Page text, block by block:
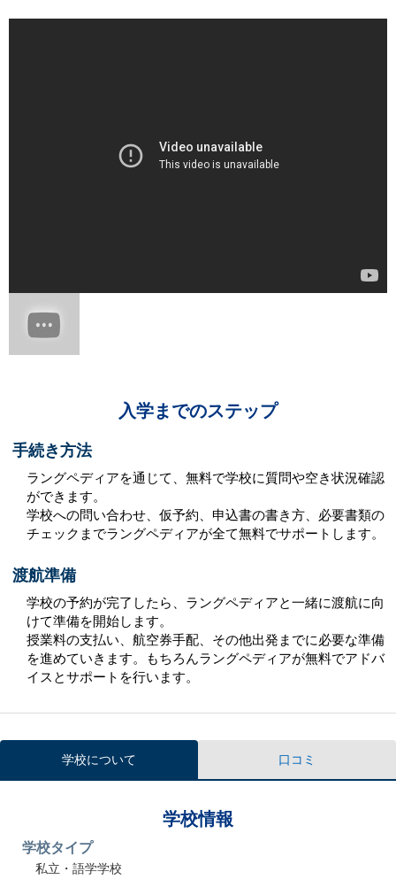
入学までのステップ
手続き方法
ラングペディアを通じて、無料で学校に質問や空き状況確認
ができます。
学校への問い合わせ、仮予約、申込書の書き方、必要書類の
チェックまでラングペディアが全て無料でサポートします。
渡航準備
学校の予約が完了したら、ラングペディアと一緒に渡航に向
けて準備を開始します。
授業料の支払い、航空券手配、その他出発までに必要な準備
を進めていきます。もちろんラングペディアが無料でアドバ
イスとサポートを行います。
学校について 口コミ
学校情報
学校タイプ
私立・語学学校